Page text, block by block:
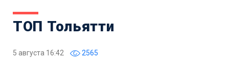
ТОП Тольятти
5 августа 16:42 2565